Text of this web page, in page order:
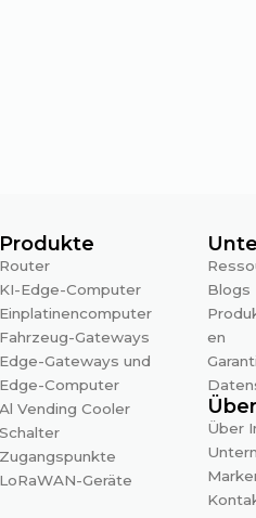
Produkte
Router
KI-Edge-Computer
Einplatinencomputer
Fahrzeug-Gateways
Edge-Gateways und
Edge-Computer
Al Vending Cooler
Schalter
Zugangspunkte
LoRaWAN-Geräte
Blogs
en
Über